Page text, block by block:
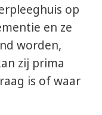
op
en ze
worden,
zij prima
is of waar